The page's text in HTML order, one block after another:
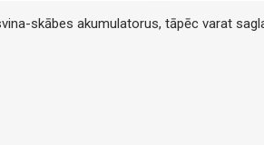
skābes akumulatorus, tāpēc varat